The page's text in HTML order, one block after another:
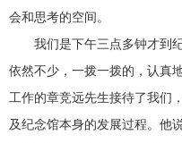
会和思考的空间。
我们是下午三点多钟才到纪
依然不少，一拨一拨的，认真
工作的章竞远先生接待了我们
及纪念馆本身的发展过程。他